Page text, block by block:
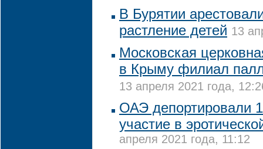
В Бурятии
растление детей 13
Московская
в Крыму филиал
13 апреля 2021 года,
ОАЭ депортировали
участие в
апреля 2021 года, 11:12